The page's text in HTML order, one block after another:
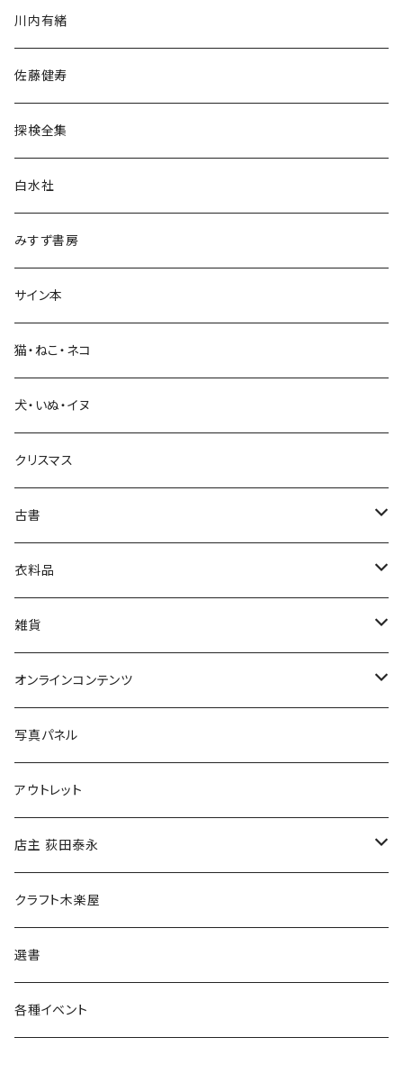
民族・風習
言語・ことば
生活・暮らし
芸術・絵画・写真
絵本・児童書
娯楽・エンターテインメント
川内有緒
佐藤健寿
探検全集
白水社
みすず書房
サイン本
猫・ねこ・ネコ
犬・いぬ・イヌ
クリスマス
古書
古書セット
美術
衣料品
POLEWARDS
Tシャツ
雑貨
バッグ
ブックカバー
マグカップ
傘
食料品
その他
オンラインコンテンツ
冒険クロストーク
写真パネル
アウトレット
店主 荻田泰永
書籍
ウェア
クラフト木楽屋
選書
各種イベント